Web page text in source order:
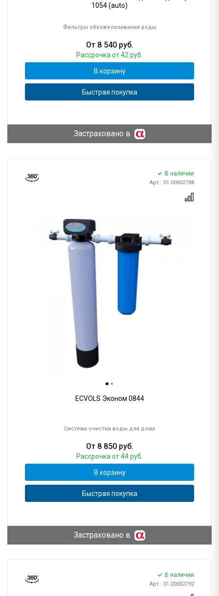
1054 (auto)
Фильтры обезжелезивания воды
От 8 540руб.
Рассрочка от 42 руб.
В корзину
Быстрая покупка
Застраховано в
В наличии
Арт.: 01.00002788
ECVOLS Эконом 0844
Система очистки воды для дома
От 8 850руб.
Рассрочка от 44 руб.
В корзину
Быстрая покупка
Застраховано в
В наличии
Арт.: 01.00002792